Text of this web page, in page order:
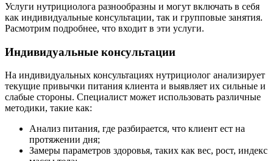
Услуги нутрициолога разнообразны и могут включать в себя
как индивидуальные консультации, так и групповые занятия.
Расмотрим подробнее, что входит в эти услуги.
Индивидуальные консультации
На индивидуальных консультациях нутрициолог анализирует
текущие привычки питания клиента и выявляет их сильные и
слабые стороны. Специалист может использовать различные
методики, такие как:
Анализ питания, где разбирается, что клиент ест на
протяжении дня;
Замеры параметров здоровья, таких как вес, рост, индекс